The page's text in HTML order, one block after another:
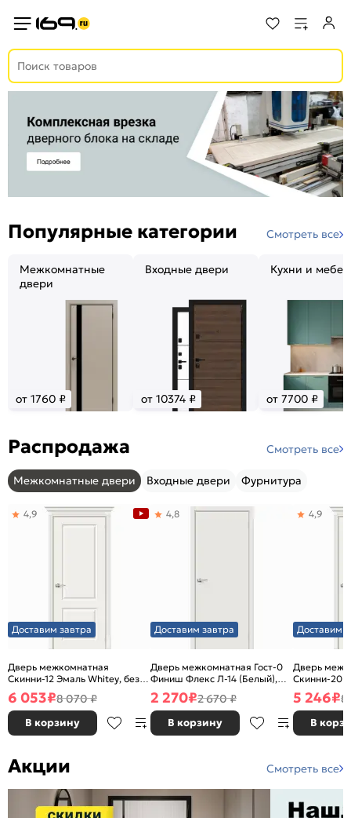
Популярные категории Смотреть все
Межкомнатные
двери
от 1760 ₽
Входные двери
от 10374 ₽
Кухни и
от 7700 ₽
Распродажа Смотреть все
Межкомнатные двери Входные двери Фурнитура
Доставим завтра
Дверь межкомнатная
Скинни-12 Эмаль Whitey, без
декора, глухая, без стекла,
без кромки, скиновая
4,9
6 053₽8 070 ₽
В корзину
Доставим завтра
Дверь межкомнатная Гост-0
Финиш Флекс Л-14 (Белый),
глухая, каркасно-щитовая
4,8
2 270₽2 670 ₽
В корзину
Доставим
Дверь
Скинни-20
декора,
без кромки,
4,9
5 246₽8
В
Акции Смотреть все